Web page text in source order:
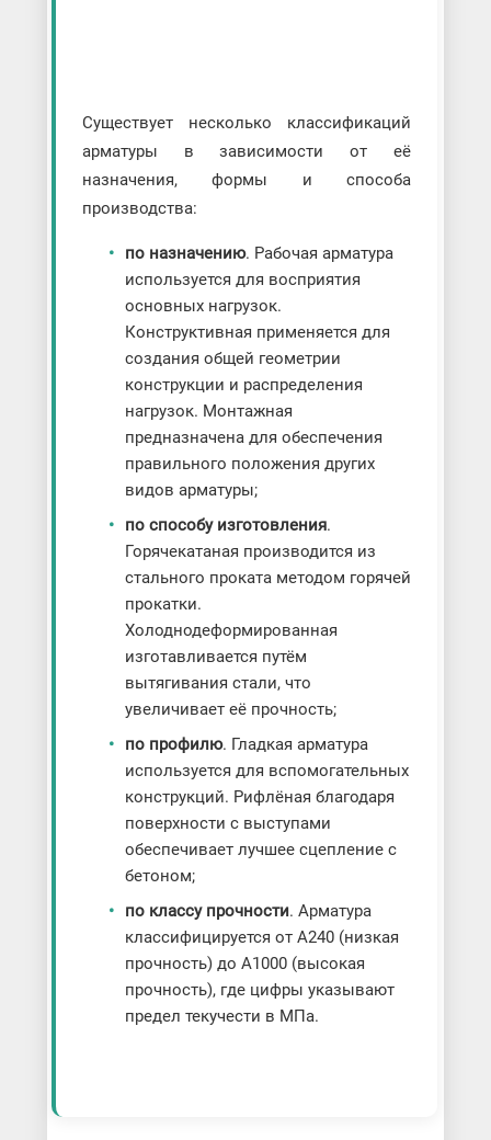
Существует несколько классификаций
арматуры в зависимости от её
назначения, формы и способа
производства:
по назначению. Рабочая арматура
используется для восприятия
основных нагрузок.
Конструктивная применяется для
создания общей геометрии
конструкции и распределения
нагрузок. Монтажная
предназначена для обеспечения
правильного положения других
видов арматуры;
по способу изготовления.
Горячекатаная производится из
стального проката методом горячей
прокатки.
Холоднодеформированная
изготавливается путём
вытягивания стали, что
увеличивает её прочность;
по профилю. Гладкая арматура
используется для вспомогательных
конструкций. Рифлёная благодаря
поверхности с выступами
обеспечивает лучшее сцепление с
бетоном;
по классу прочности. Арматура
классифицируется от А240 (низкая
прочность) до А1000 (высокая
прочность), где цифры указывают
предел текучести в МПа.